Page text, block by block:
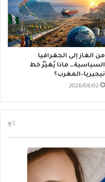
من الغاز إلى الجغرافيا
السياسية… ماذا يُغيّرُ خط
نيجيريا–المغرب؟
2026/08/02